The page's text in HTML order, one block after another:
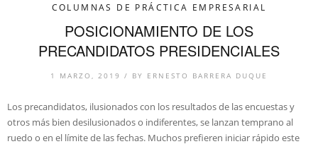
COLUMNAS DE PRÁCTICA EMPRESARIAL
POSICIONAMIENTO DE LOS
PRECANDIDATOS PRESIDENCIALES
1 MARZO, 2019 / BY ERNESTO BARRERA DUQUE
Los precandidatos, ilusionados con los resultados de las encuestas y
otros más bien desilusionados o indiferentes, se lanzan temprano al
ruedo o en el límite de las fechas. Muchos prefieren iniciar rápido este